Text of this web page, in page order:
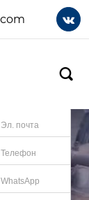


Эл. почта
Телефон
WhatsApp